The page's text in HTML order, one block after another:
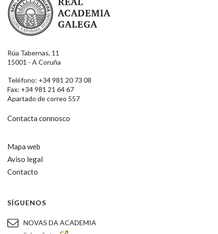
Rúa Tabernas, 11
15001 - A Coruña
Teléfono: +34 981 20 73 08
Fax: +34 981 21 64 67
Apartado de correo 557
Contacta connosco
Mapa web
Aviso legal
Contacto
SÍGUENOS
NOVAS DA ACADEMIA